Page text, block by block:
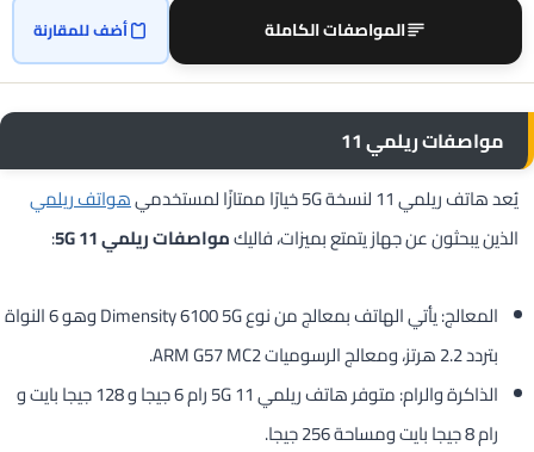
المواصفات الكاملة أضف للمقارنة
مواصفات ريلمي 11
يُعد هاتف ريلمي 11 لنسخة 5G خيارًا ممتازًا لمستخدمي
هواتف ريلمي
الذين يبحثون عن جهاز يتمتع بميزات، فاليكمواصفات ريلمي 11 5G :
المعالج: يأتي الهاتف بمعالج من نوع Dimensity 6100 5G وهو 6 النواة
بتردد 2.2 هرتز، ومعالج الرسوميات ARM G57 MC2.
الذاكرة والرام: متوفر هاتف ريلمي 11 5G رام 6 جيجا و 128 جيجا بايت و
رام 8 جيجا بايت ومساحة 256 جيجا.